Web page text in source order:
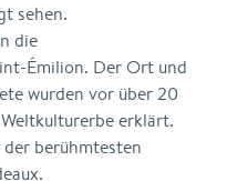
sehen.
die
Émilion. Der Ort und
wurden vor über 20
erklärt.
berühmtesten